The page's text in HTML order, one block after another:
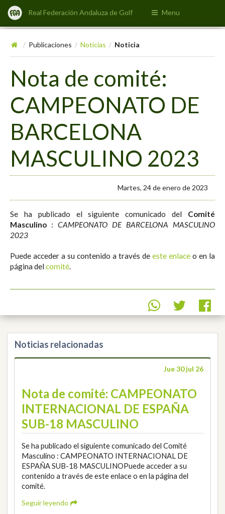
Real Federación Andaluza de Golf Menu
/ Publicaciones / Noticias / Noticia
Nota de comité:
CAMPEONATO DE
BARCELONA
MASCULINO 2023
Martes, 24 de enero de 2023
Se ha publicado el siguiente comunicado del Comité
Masculino : CAMPEONATO DE BARCELONA MASCULINO
2023
Puede acceder a su contenido a través de este enlace o en la
página delcomité
Noticias relacionadas
Jue 30 jul 26
Nota de comité: CAMPEONATO
INTERNACIONAL DE ESPAÑA
SUB-18 MASCULINO
Se ha publicado el siguiente comunicado del Comité
Masculino : CAMPEONATO INTERNACIONAL DE
ESPAÑA SUB-18 MASCULINOPuede acceder a su
contenido a través de este enlace o en la página del
comité.
Seguir leyendo